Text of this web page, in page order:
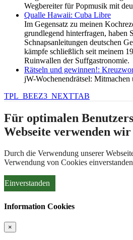
Wegbereiter für Popmusik mit
Qualle Hawaii: Cuba Libre
Im Gegensatz zu meinen
grundlegend hinterfragen, haben
Schnapsanleitungen deutschen
kämpfe schließlich seit meinem
Ruinwallen der Suffgastronomie.
Rätseln und gewinnen!:
jW-Wochenendrätsel: Mitmachen
TPL_BEEZ3_NEXTTAB
Für optimalen
Webseite verwenden wir
Durch die Verwendung unserer
Verwendung von Cookies
Einverstanden
Information Cookies
×